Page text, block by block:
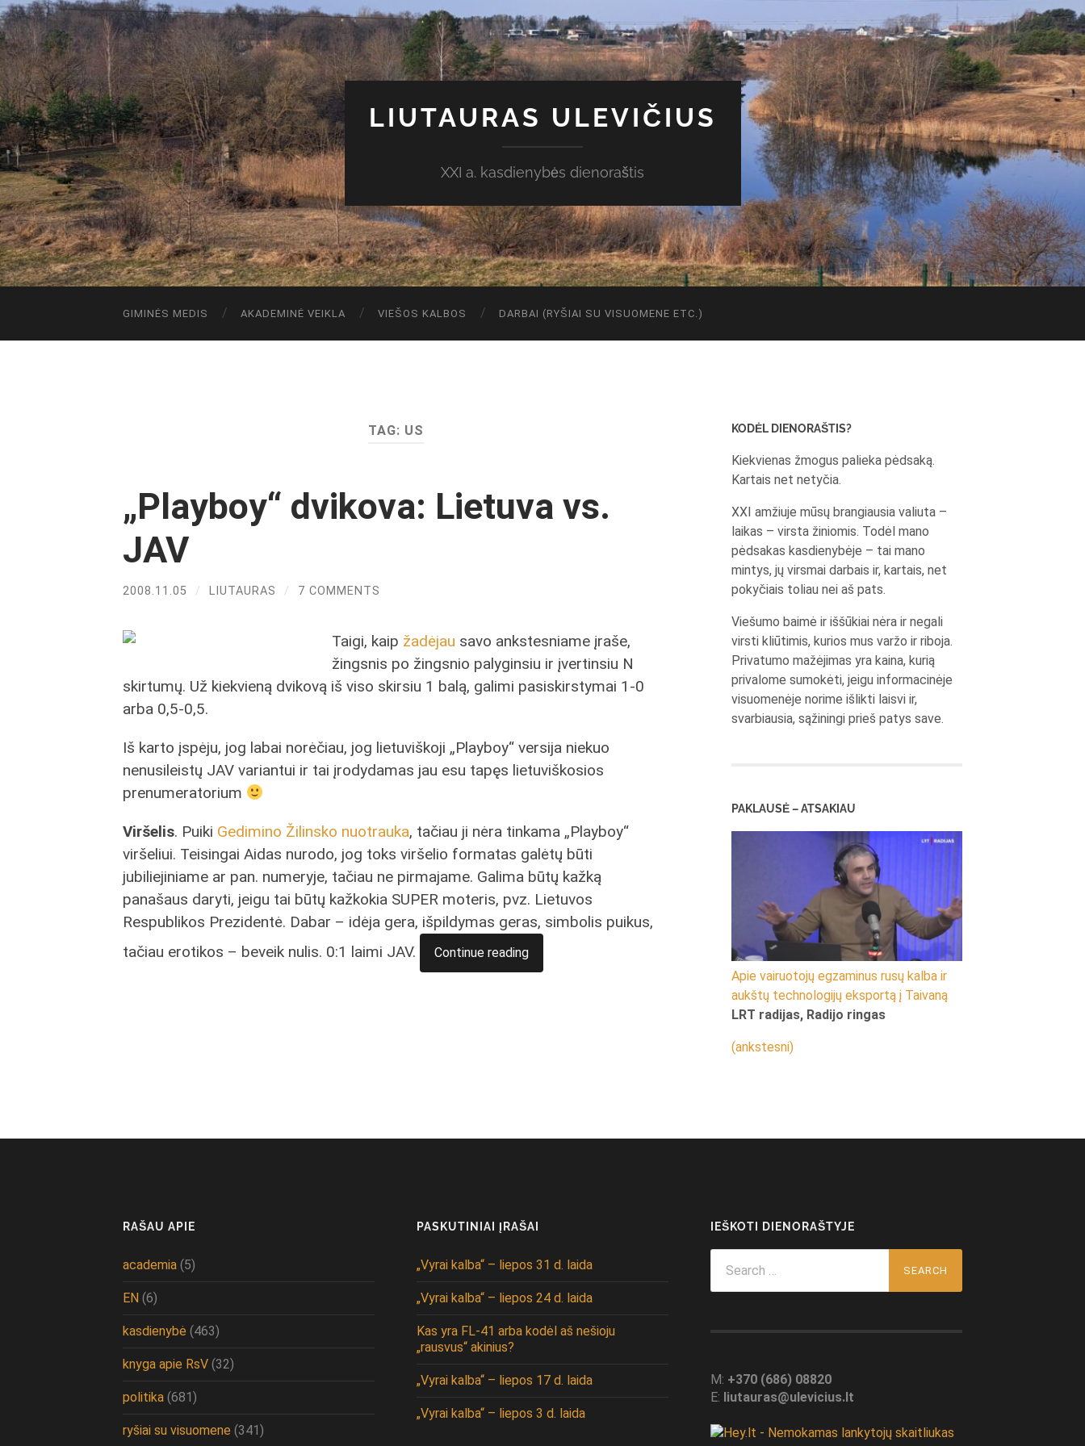
LIUTAURAS ULEVIČIUS
XXI a. kasdienybės dienoraštis
GIMINĖS MEDIS AKADEMINĖ VEIKLA VIEŠOS KALBOS DARBAI (RYŠIAI SU VISUOMENE ETC.)
TAG: US
„Playboy“ dvikova: Lietuva vs.
JAV
2008.11.05 / LIUTAURAS / 7 COMMENTS
Taigi, kaip žadėjau savo ankstesniame įraše,
žingsnis po žingsnio palyginsiu ir įvertinsiu N
skirtumų. Už kiekvieną dvikovą iš viso skirsiu 1 balą, galimi pasiskirstymai 1-0
arba 0,5-0,5.
Iš karto įspėju, jog labai norėčiau, jog lietuviškoji „Playboy“ versija niekuo
nenusileistų JAV variantui ir tai įrodydamas jau esu tapęs lietuviškosios
prenumeratorium
Viršelis. Puiki Gedimino Žilinsko nuotrauka, tačiau ji nėra tinkama „Playboy“
viršeliui. Teisingai Aidas nurodo, jog toks viršelio formatas galėtų būti
jubiliejiniame ar pan. numeryje, tačiau ne pirmajame. Galima būtų kažką
panašaus daryti, jeigu tai būtų kažkokia SUPER moteris, pvz. Lietuvos
Respublikos Prezidentė. Dabar – idėja gera, išpildymas geras, simbolis puikus,
tačiau erotikos – beveik nulis. 0:1 laimi JAV.
Continue reading
KODĖL DIENORAŠTIS?
Kiekvienas žmogus palieka pėdsaką.
Kartais net netyčia.
XXI amžiuje mūsų brangiausia valiuta –
laikas – virsta žiniomis. Todėl mano
pėdsakas kasdienybėje – tai mano
mintys, jų virsmai darbais ir, kartais, net
pokyčiais toliau nei aš pats.
Viešumo baimė ir iššūkiai nėra ir negali
virsti kliūtimis, kurios mus varžo ir riboja.
Privatumo mažėjimas yra kaina, kurią
privalome sumokėti, jeigu informacinėje
visuomenėje norime išlikti laisvi ir,
svarbiausia, sąžiningi prieš patys save.
PAKLAUSĖ – ATSAKIAU
Apie vairuotojų egzaminus rusų kalba ir
aukštų technologijų eksportą į Taivaną
LRT radijas, Radijo ringas
(ankstesni)
RAŠAU APIE
academia (5)
EN (6)
kasdienybė (463)
knyga apie RsV (32)
politika (681)
ryšiai su visuomene (341)
PASKUTINIAI ĮRAŠAI
„Vyrai kalba“ – liepos 31 d. laida
„Vyrai kalba“ – liepos 24 d. laida
Kas yra FL-41 arba kodėl aš nešioju
„rausvus“ akinius?
„Vyrai kalba“ – liepos 17 d. laida
„Vyrai kalba“ – liepos 3 d. laida
IEŠKOTI DIENORAŠTYJE
for:
M: +370 (686) 08820
E: liutauras@ulevicius.lt